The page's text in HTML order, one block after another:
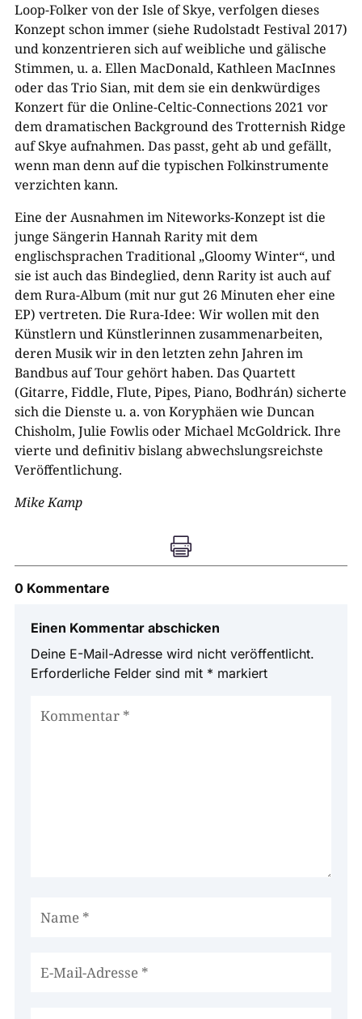
Loop-Folker von der Isle of Skye, verfolgen dieses
Konzept schon immer (siehe Rudolstadt Festival 2017)
und konzentrieren sich auf weibliche und gälische
Stimmen, u. a. Ellen MacDonald, Kathleen MacInnes
oder das Trio Sian, mit dem sie ein denkwürdiges
Konzert für die Online-Celtic-Connections 2021 vor
dem dramatischen Background des Trotternish Ridge
auf Skye aufnahmen. Das passt, geht ab und gefällt,
wenn man denn auf die typischen Folkinstrumente
verzichten kann.
Eine der Ausnahmen im Niteworks-Konzept ist die
junge Sängerin Hannah Rarity mit dem
englischsprachen Traditional „Gloomy Winter“, und
sie ist auch das Bindeglied, denn Rarity ist auch auf
dem Rura-Album (mit nur gut 26 Minuten eher eine
EP) vertreten. Die Rura-Idee: Wir wollen mit den
Künstlern und Künstlerinnen zusammenarbeiten,
deren Musik wir in den letzten zehn Jahren im
Bandbus auf Tour gehört haben. Das Quartett
(Gitarre, Fiddle, Flute, Pipes, Piano, Bodhrán) sicherte
sich die Dienste u. a. von Koryphäen wie Duncan
Chisholm, Julie Fowlis oder Michael McGoldrick. Ihre
vierte und definitiv bislang abwechslungsreichste
Veröffentlichung.
Mike Kamp

0 Kommentare
Einen Kommentar abschicken
Deine E-Mail-Adresse wird nicht veröffentlicht.
Erforderliche Felder sind mit * markiert